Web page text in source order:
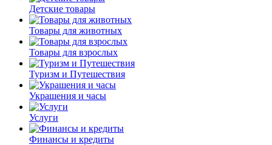
Детские товары
Товары для животных
Товары для взрослых
Туризм и Путешествия
Украшения и часы
Услуги
Финансы и кредиты